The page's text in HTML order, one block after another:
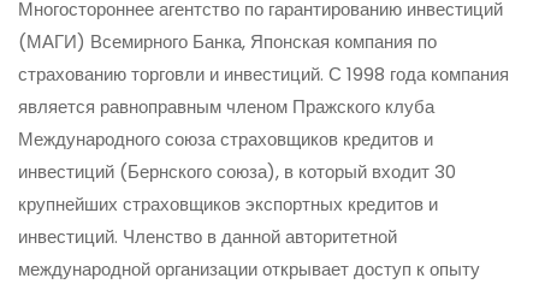
Многостороннее агентство по гарантированию инвестиций
(МАГИ) Всемирного Банка, Японская компания по
страхованию торговли и инвестиций. С 1998 года компания
является равноправным членом Пражского клуба
Международного союза страховщиков кредитов и
инвестиций (Бернского союза), в который входит 30
крупнейших страховщиков экспортных кредитов и
инвестиций. Членство в данной авторитетной
международной организации открывает доступ к опыту